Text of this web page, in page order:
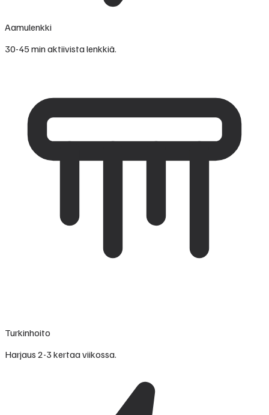
Aamulenkki
30-45 min aktiivista lenkkiä.
Turkinhoito
Harjaus 2-3 kertaa viikossa.